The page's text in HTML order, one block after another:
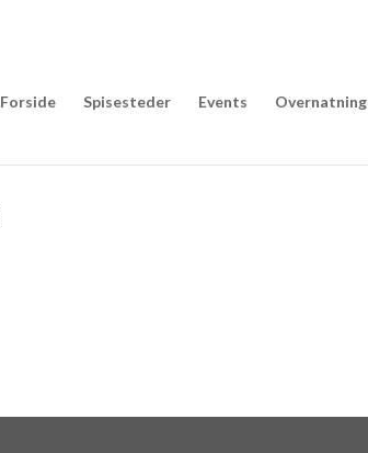
Forside Spisesteder Events Overnatning